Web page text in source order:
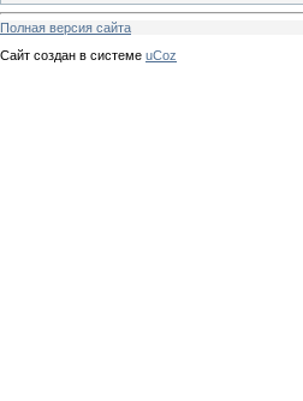
Полная версия сайта
Сайт создан в системе uCoz